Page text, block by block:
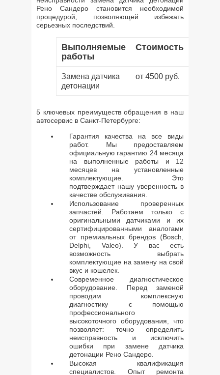
Рено Сандеро становится необходимой
процедурой, позволяющей избежать
серьезных последствий.
Выполняемые
работы
Стоимость
Замена датчика
детонации
от 4500 руб.
5 ключевых преимуществ обращения в наш
автосервис в Санкт-Петербурге:
Гарантия качества на все виды
работ. Мы предоставляем
официальную гарантию 24 месяца
на выполненные работы и 12
месяцев на установленные
комплектующие. Это
подтверждает нашу уверенность в
качестве обслуживания.
Использование проверенных
запчастей. Работаем только с
оригинальными датчиками и их
сертифицированными аналогами
от премиальных брендов (Bosch,
Delphi, Valeo). У вас есть
возможность выбрать
комплектующие на замену на свой
вкус и кошелек.
Современное диагностическое
оборудование. Перед заменой
проводим комплексную
диагностику с помощью
профессионального
высокоточного оборудования, что
позволяет: точно определить
неисправность и исключить
ошибки при замене датчика
детонации Рено Сандеро.
Высокая квалификация
специалистов. Опыт ремонта